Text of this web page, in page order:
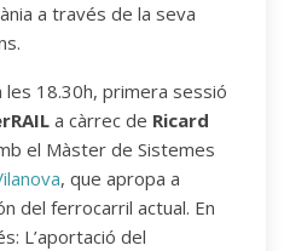
a través de la seva
les 18.30h, primera sessió
a càrrec de Ricard
el Màster de Sistemes
, que apropa a
del ferrocarril actual. En
L’aportació del